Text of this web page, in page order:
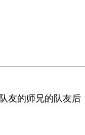
友的师兄的队友后